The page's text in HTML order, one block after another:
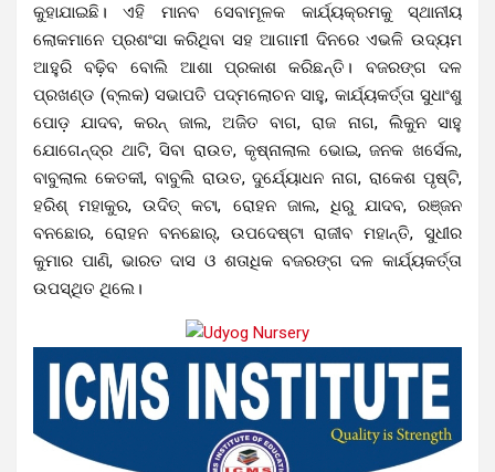
କୁହାଯାଇଛି। ଏହି ମାନବ ସେବାମୂଳକ କାର୍ଯ୍ୟକ୍ରମକୁ ସ୍ଥାନୀୟ
ଲୋକମାନେ ପ୍ରଶଂସା କରିଥିବା ସହ ଆଗାମୀ ଦିନରେ ଏଭଳି ଉଦ୍ୟମ
ଆହୁରି ବଢ଼ିବ ବୋଲି ଆଶା ପ୍ରକାଶ କରିଛନ୍ତି। ବଜରଙ୍ଗ ଦଳ
ପ୍ରଖଣ୍ଡ (ବ୍ଲକ) ସଭାପତି ପଦ୍ମଲୋଚନ ସାହୁ, କାର୍ଯ୍ୟକର୍ତ୍ତା ସୁଧାଂଶୁ
ପୋଡ଼ ଯାଦବ, କରନ୍ ଜାଲ, ଅଜିତ ବାଗ, ରାଜ ନାଗ, ଲିକୁନ ସାହୁ
ଯୋଗେନ୍ଦ୍ର ଥାଟି, ସିବା ରାଉତ, କୃଷ୍ନାଲାଲ ଭୋଇ, ଜନକ ଖର୍ସେଲ,
ବାବୁଲାଲ କେତକୀ, ବାବୁଲି ରାଉତ, ଦୁର୍ଯ୍ୟୋଧନ ନାଗ, ରାକେଶ ପୃଷ୍ଟି,
ହରିଶ୍ ମହାକୁର, ଉଦିତ୍ କଟା, ରୋହନ ଜାଲ, ଧିରୁ ଯାଦବ, ରଞ୍ଜନ
ବନଛୋର, ରୋହନ ବନଛୋର୍, ଉପଦେଷ୍ଟା ରାଜୀବ ମହାନ୍ତି, ସୁଧୀର
କୁମାର ପାଣି, ଭାରତ ଦାସ ଓ ଶତାଧିକ ବଜରଙ୍ଗ ଦଳ କାର୍ଯ୍ୟକର୍ତ୍ତା
ଉପସ୍ଥିତ ଥିଲେ।